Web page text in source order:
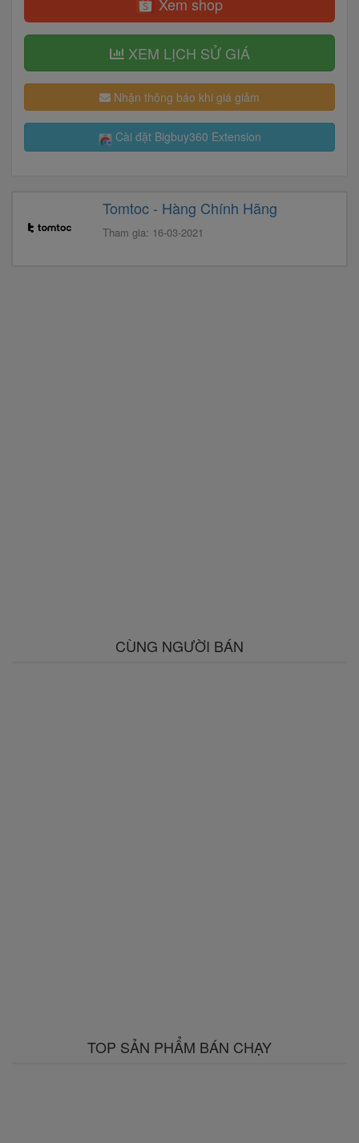
XEM LỊCH SỬ GIÁ
Nhận thông báo khi giá giảm
Cài đặt Bigbuy360 Extension
Tomtoc - Hàng Chính Hãng
Tham gia: 16-03-2021
CÙNG NGƯỜI BÁN
TOP SẢN PHẨM BÁN CHẠY